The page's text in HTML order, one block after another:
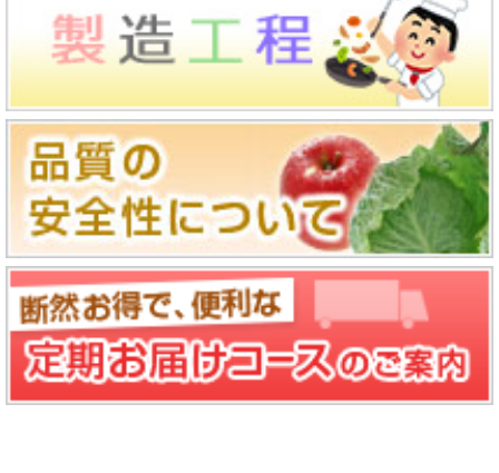
の取れた腎臓病食を日頃から気を付けて摂る事で、健
康的に過ごしていけるのです。
まとめ
腎臓病食は、腎臓病の方の為に作られている食事で
す。調理法やメニューの献立なども工夫しており、少
しでもたんぱく質制限のストレスが軽減するようにし
ています。日頃、忙しくて腎臓病食が自分で作ること
ができなくても、腎臓病食用宅配サービスを有効活用
することで、健康的な食事で健康維持に努めていく事
ができます。皆さんもバランスの良い食事で、健康な
体を目指していきましょう。
例えば、一日同じエネルギー量の食事でも、それが一
食に偏ってしまうと、血糖変動が大きくなってしまい
ますよね。なので、一日三食を基本として食事を均等
に摂ることが大切です。このように、規則正しい食生
活を送ることによって、血糖バランスを日々整えてい
くことに繋がります。
食事療法は最高の特効薬
食事療法と言うのは、薬を飲まずお金もそこまでかか
らないので軽視されがちです。ですが、糖尿病に関し
ては一番の効果があり、また、他の治療法効果も高め
る、重要な治療法なのです。現在、糖尿病根治の治療
法は見つかっていませんが、糖尿病治療最大の目的と
言うのは、合併症予防に重点が置かれていることをご